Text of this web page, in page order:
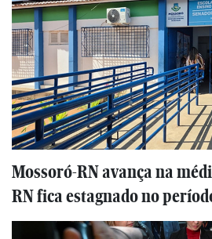
Mossoró-RN avança na
RN fica estagnado no